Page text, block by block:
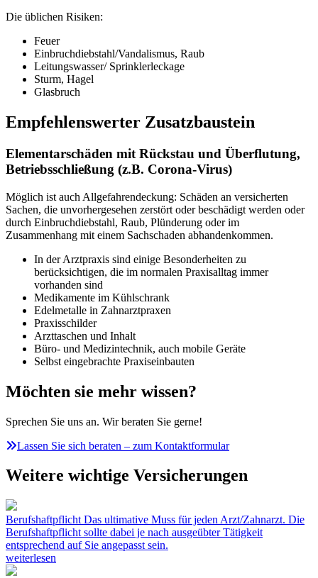
Die üblichen Risiken:
Feuer
Einbruchdiebstahl/Vandalismus, Raub
Leitungswasser/ Sprinklerleckage
Sturm, Hagel
Glasbruch
Empfehlenswerter Zusatzbaustein
Elementarschäden mit Rückstau und Überflutung,
Betriebsschließung (z.B. Corona-Virus)
Möglich ist auch Allgefahrendeckung: Schäden an versicherten
Sachen, die unvorhergesehen zerstört oder beschädigt werden oder
durch Einbruchdiebstahl, Raub, Plünderung oder im
Zusammenhang mit einem Sachschaden abhandenkommen.
In der Arztpraxis sind einige Besonderheiten zu
berücksichtigen, die im normalen Praxisalltag immer
vorhanden sind
Medikamente im Kühlschrank
Edelmetalle in Zahnarztpraxen
Praxisschilder
Arzttaschen und Inhalt
Büro- und Medizintechnik, auch mobile Geräte
Selbst eingebrachte Praxiseinbauten
Möchten sie mehr wissen?
Sprechen Sie uns an. Wir beraten Sie gerne!
Lassen Sie sich beraten – zum Kontaktformular
Weitere wichtige Versicherungen
Berufshaftpflicht Das ultimative Muss für jeden Arzt/Zahnarzt. Die
Berufshaftpflicht sollte dabei je nach ausgeübter Tätigkeit
entsprechend auf Sie angepasst sein.
weiterlesen